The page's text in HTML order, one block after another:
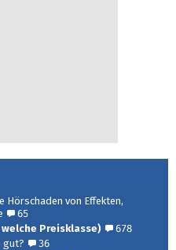
Hörschaden von Effekten,
65
Preisklasse)
678
gut?
36